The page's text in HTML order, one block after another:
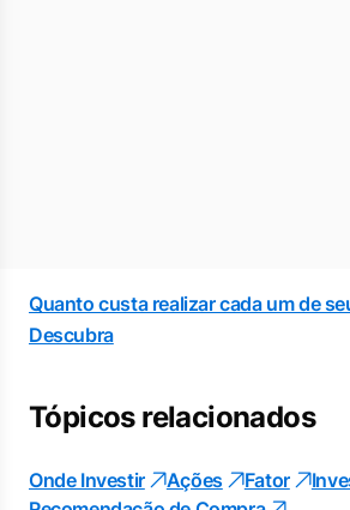
Quanto custa realizar cada um de
Descubra
Tópicos relacionados
Onde Investir Ações Fator